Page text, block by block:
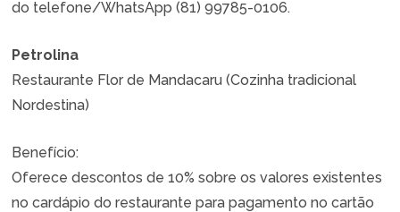
do telefone/WhatsApp (81) 99785-0106.
Petrolina
Restaurante Flor de Mandacaru (Cozinha tradicional
Nordestina)
Benefício:
Oferece descontos de 10% sobre os valores existentes
no cardápio do restaurante para pagamento no cartão